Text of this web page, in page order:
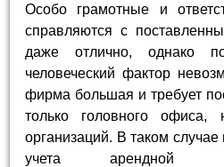
Особо грамотные и
справляются с
даже отлично, однако
человеческий фактор
фирма большая и требует
только головного
организаций. В таком
учета арендной